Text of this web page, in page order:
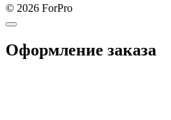
© 2026 ForPro
Оформление заказа